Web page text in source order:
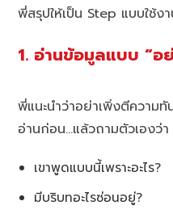
พี่สรุปให้เป็น Step แบบใช้ง
1. อ่านข้อมูลแบบ “อ
พี่แนะนำว่าอย่าเพิ่งตีความทั
อ่านก่อน…แล้วถามตัวเองว่า
เขาพูดแบบนี้เพราะอะไร?
มีบริบทอะไรซ่อนอยู่?